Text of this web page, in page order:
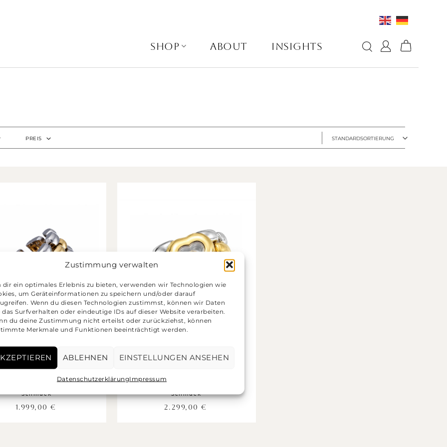
Zustimmung verwalten
dir ein optimales Erlebnis zu bieten, verwenden wir Technologien wie
um Geräteinformationen zu speichern und/oder darauf
Wenn du diesen Technologien zustimmst, können wir Daten
das Surfverhalten oder eindeutige IDs auf dieser Website verarbeiten.
du deine Zustimmung nicht erteilst oder zurückziehst, können
Merkmale und Funktionen beeinträchtigt werden.
ABLEHNEN EINSTELLUNGEN ANSEHEN
DatenschutzerklärungImpressum
SHOP ABOUT INSIGHTS
PREIS
Schmuck
Happy Diamonds
Größe 55 Kettenring
Gold 750 Stahl
1.999,00 €
Schmuck
Gold 750 Stahl
2.299,00 €